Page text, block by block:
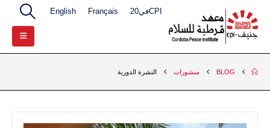
CPIفي20 Français
English
BLOG منشورات النشرة الدورية